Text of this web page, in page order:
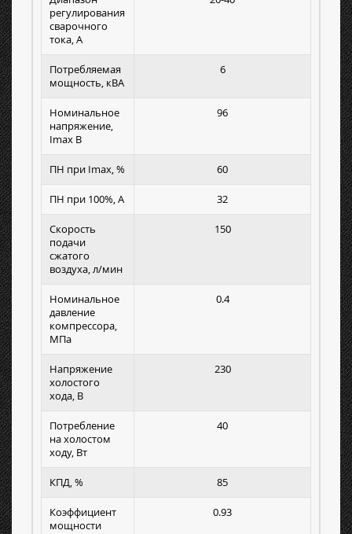
регулирования
сварочного
тока, А
Потребляемая
мощность, кВА
6
Номинальное
напряжение,
Imax B
96
ПН при Imax, % 60
ПН при 100%, А 32
Скорость
подачи
сжатого
воздуха, л/мин
150
Номинальное
давление
компрессора,
МПа
0.4
Напряжение
холостого
хода, В
230
Потребление
на холостом
ходу, Вт
40
КПД, % 85
Коэффициент
мощности
0.93